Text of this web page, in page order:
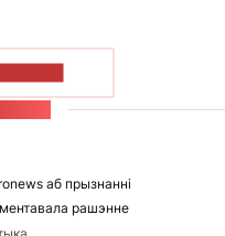
аб прызнанні
рашэнне